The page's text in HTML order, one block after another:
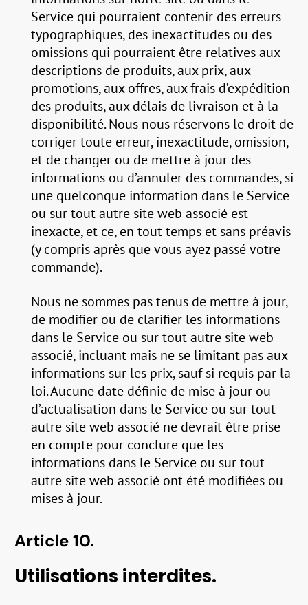
Service qui pourraient contenir des erreurs
typographiques, des inexactitudes ou des
omissions qui pourraient être relatives aux
descriptions de produits, aux prix, aux
promotions, aux offres, aux frais d’expédition
des produits, aux délais de livraison et à la
disponibilité. Nous nous réservons le droit de
corriger toute erreur, inexactitude, omission,
et de changer ou de mettre à jour des
informations ou d’annuler des commandes, si
une quelconque information dans le Service
ou sur tout autre site web associé est
inexacte, et ce, en tout temps et sans préavis
(y compris après que vous ayez passé votre
commande).
Nous ne sommes pas tenus de mettre à jour,
de modifier ou de clarifier les informations
dans le Service ou sur tout autre site web
associé, incluant mais ne se limitant pas aux
informations sur les prix, sauf si requis par la
loi. Aucune date définie de mise à jour ou
d’actualisation dans le Service ou sur tout
autre site web associé ne devrait être prise
en compte pour conclure que les
informations dans le Service ou sur tout
autre site web associé ont été modifiées ou
mises à jour.
Article 10.
Utilisations interdites.